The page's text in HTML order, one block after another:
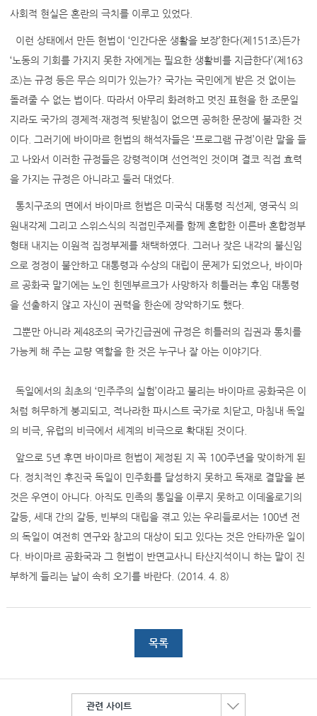
사회적 현실은 혼란의 극치를 이루고 있었다.
이런 상태에서 만든 헌법이 ‘인간다운 생활을 보장’한다(제151조)든가
‘노동의 기회를 가지지 못한 자에게는 필요한 생활비를 지급한다’(제163
조)는 규정 등은 무슨 의미가 있는가? 국가는 국민에게 받은 것 없이는
돌려줄 수 없는 법이다. 따라서 아무리 화려하고 멋진 표현을 한 조문일
지라도 국가의 경제적·재정적 뒷받침이 없으면 공허한 문장에 불과한 것
이다. 그러기에 바이마르 헌법의 해석자들은 ‘프로그램 규정’이란 말을 들
고 나와서 이러한 규정들은 강령적이며 선언적인 것이며 결코 직접 효력
을 가지는 규정은 아니라고 둘러 대었다.
통치구조의 면에서 바이마르 헌법은 미국식 대통령 직선제, 영국식 의
원내각제 그리고 스위스식의 직접민주제를 함께 혼합한 이른바 혼합정부
형태 내지는 이원적 집정부제를 채택하였다. 그러나 잦은 내각의 불신임
으로 정정이 불안하고 대통령과 수상의 대립이 문제가 되었으나, 바이마
르 공화국 말기에는 노인 힌덴부르크가 사망하자 히틀러는 후임 대통령
을 선출하지 않고 자신이 권력을 한손에 장악하기도 했다.
그뿐만 아니라 제48조의 국가긴급권에 규정은 히틀러의 집권과 통치를
가능케 해 주는 교량 역할을 한 것은 누구나 잘 아는 이야기다.
독일에서의 최초의 ‘민주주의 실험’이라고 불리는 바이마르 공화국은 이
처럼 허무하게 붕괴되고, 적나라한 파시스트 국가로 치닫고, 마침내 독일
의 비극, 유럽의 비극에서 세계의 비극으로 확대된 것이다.
앞으로 5년 후면 바이마르 헌법이 제정된 지 꼭 100주년을 맞이하게 된
다. 정치적인 후진국 독일이 민주화를 달성하지 못하고 독재로 결말을 본
것은 우연이 아니다. 아직도 민족의 통일을 이루지 못하고 이데올로기의
갈등, 세대 간의 갈등, 빈부의 대립을 겪고 있는 우리들로서는 100년 전
의 독일이 여전히 연구와 참고의 대상이 되고 있다는 것은 안타까운 일이
다. 바이마르 공화국과 그 헌법이 반면교사니 타산지석이니 하는 말이 진
부하게 들리는 날이 속히 오기를 바란다. (2014. 4. 8)
목록
관련 사이트